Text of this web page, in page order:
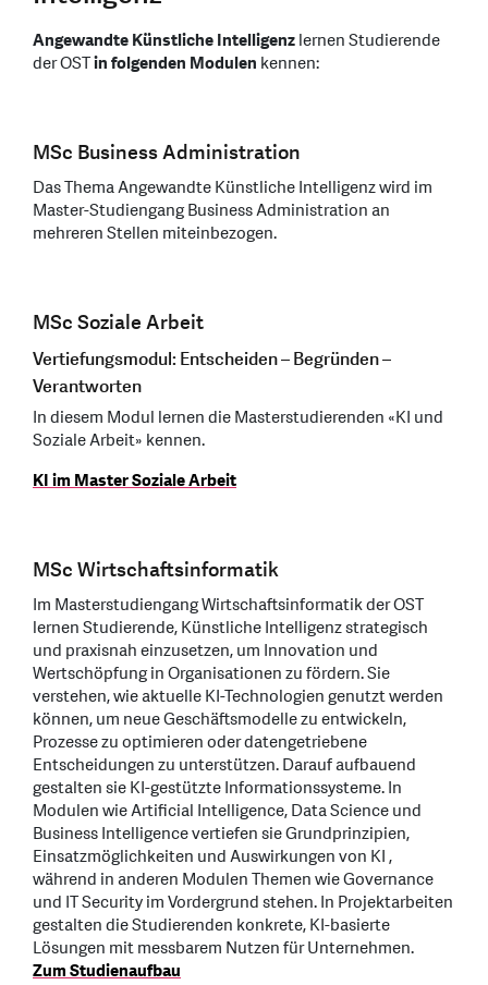
Angewandte Künstliche Intelligenzlernen Studierende
der OSTin folgenden Modulen kennen:
MSc Business Administration
Das Thema Angewandte Künstliche Intelligenz wird im
Master-Studiengang Business Administration an
mehreren Stellen miteinbezogen.
MSc Soziale Arbeit
Vertiefungsmodul: Entscheiden – Begründen –
Verantworten
In diesem Modul lernen die Masterstudierenden «KI und
Soziale Arbeit» kennen.
KI im Master Soziale Arbeit
MSc Wirtschaftsinformatik
Im Masterstudiengang Wirtschaftsinformatik der OST
lernen Studierende, Künstliche Intelligenz strategisch
und praxisnah einzusetzen, um Innovation und
Wertschöpfung in Organisationen zu fördern. Sie
verstehen, wie aktuelle KI-Technologien genutzt werden
können, um neue Geschäftsmodelle zu entwickeln,
Prozesse zu optimieren oder datengetriebene
Entscheidungen zu unterstützen. Darauf aufbauend
gestalten sie KI-gestützte Informationssysteme. In
Modulen wie Artificial Intelligence, Data Science und
Business Intelligence vertiefen sie Grundprinzipien,
Einsatzmöglichkeiten und Auswirkungen von KI ,
während in anderen Modulen Themen wie Governance
und IT Security im Vordergrund stehen. In Projektarbeiten
gestalten die Studierenden konkrete, KI-basierte
Lösungen mit messbarem Nutzen für Unternehmen.
Zum Studienaufbau